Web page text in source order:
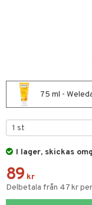
75 ml -
I lager, skickas
89 kr
Delbetala från 47 kr
& hals
naglar